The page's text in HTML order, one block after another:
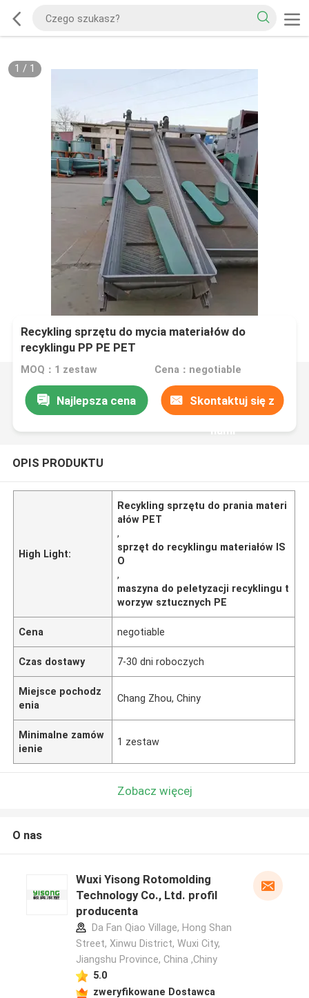
1 / 1
Recykling sprzętu do mycia materiałów do
recyklingu PP PE PET
MOQ：1 zestaw Cena：negotiable
Najlepsza cena Skontaktuj się z
nami
OPIS PRODUKTU
High Light:
Recykling sprzętu do prania materi
ałów PET
,
sprzęt do recyklingu materiałów IS
O
,
maszyna do peletyzacji recyklingu t
worzyw sztucznych PE
Cena negotiable
Czas dostawy 7-30 dni roboczych
Miejsce pochodz
enia
Chang Zhou, Chiny
Minimalne zamów
ienie
1 zestaw
Zobacz więcej
O nas
Wuxi Yisong Rotomolding
Technology Co., Ltd. profil
producenta
Da Fan Qiao Village, Hong Shan
Street, Xinwu District, Wuxi City,
Jiangshu Province, China ,Chiny
5.0
zweryfikowane Dostawca